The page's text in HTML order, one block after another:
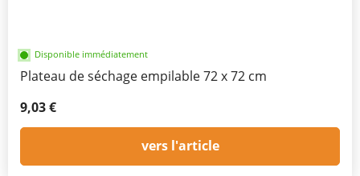
Disponible immédiatement
Plateau de séchage empilable 72 x 72 cm
9,03 €
vers l'article